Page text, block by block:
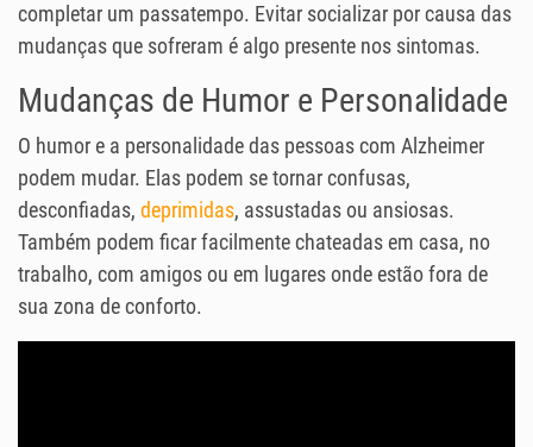
completar um passatempo. Evitar socializar por causa das
mudanças que sofreram é algo presente nos sintomas.
Mudanças de Humor e Personalidade
O humor e a personalidade das pessoas com Alzheimer
podem mudar. Elas podem se tornar confusas,
desconfiadas, deprimidas, assustadas ou ansiosas.
Também podem ficar facilmente chateadas em casa, no
trabalho, com amigos ou em lugares onde estão fora de
sua zona de conforto.